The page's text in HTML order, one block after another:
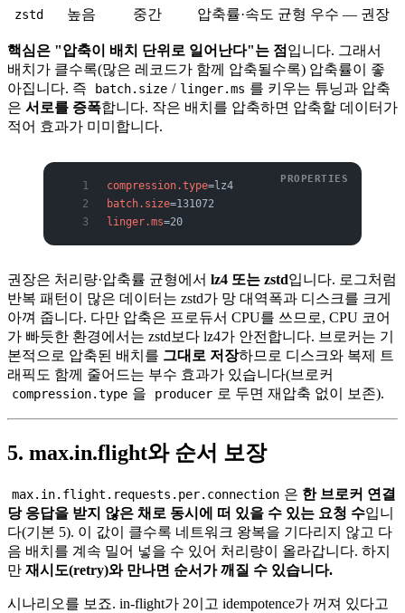
zstd 높음 중간 압축률·속도 균형 우수 — 권장
핵심은 "압축이 배치 단위로 일어난다"는 점 입니다. 그래서
배치가 클수록(많은 레코드가 함께 압축될수록) 압축률이 좋
아집니다. 즉
batch.size / linger.ms 를 키우는 튜닝과 압축
은 서로를 증폭합니다. 작은 배치를 압축하면 압축할 데이터가
적어 효과가 미미합니다.
compression.type=lz4
batch.size=131072
linger.ms=20
권장은 처리량·압축률 균형에서 lz4 또는 zstd입니다. 로그처럼
반복 패턴이 많은 데이터는 zstd가 망 대역폭과 디스크를 크게
아껴 줍니다. 다만 압축은 프로듀서 CPU를 쓰므로, CPU 코어
가 빠듯한 환경에서는 zstd보다 lz4가 안전합니다. 브로커는 기
본적으로 압축된 배치를 그대로 저장하므로 디스크와 복제 트
래픽도 함께 줄어드는 부수 효과가 있습니다(브로커
compression.type 을 producer 로 두면 재압축 없이 보존).
5. max.in.flight와 순서 보장
max.in.flight.requests.per.connection 은 한 브로커 연결
당 응답을 받지 않은 채로 동시에 떠 있을 수 있는 요청 수입니
다(기본 5). 이 값이 클수록 네트워크 왕복을 기다리지 않고 다
음 배치를 계속 밀어 넣을 수 있어 처리량이 올라갑니다. 하지
만 재시도(retry)와 만나면 순서가 깨질 수 있습니다.
시나리오를 보죠. in-flight가 2이고 idempotence가 꺼져 있다고